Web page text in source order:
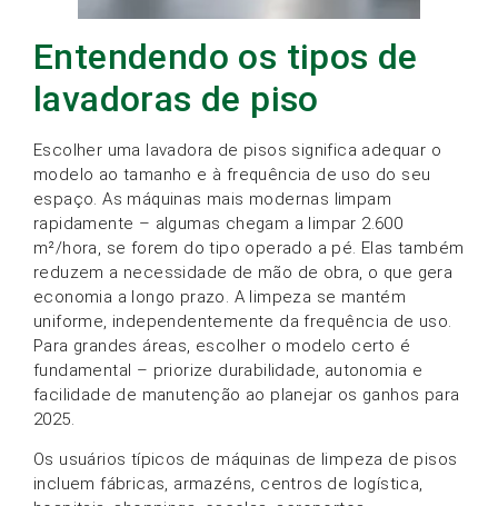
Entendendo os tipos de
lavadoras de piso
Escolher uma lavadora de pisos significa adequar o
modelo ao tamanho e à frequência de uso do seu
espaço. As máquinas mais modernas limpam
rapidamente – algumas chegam a limpar 2.600
m²/hora, se forem do tipo operado a pé. Elas também
reduzem a necessidade de mão de obra, o que gera
economia a longo prazo. A limpeza se mantém
uniforme, independentemente da frequência de uso.
Para grandes áreas, escolher o modelo certo é
fundamental – priorize durabilidade, autonomia e
facilidade de manutenção ao planejar os ganhos para
2025.
Os usuários típicos de máquinas de limpeza de pisos
incluem fábricas, armazéns, centros de logística,